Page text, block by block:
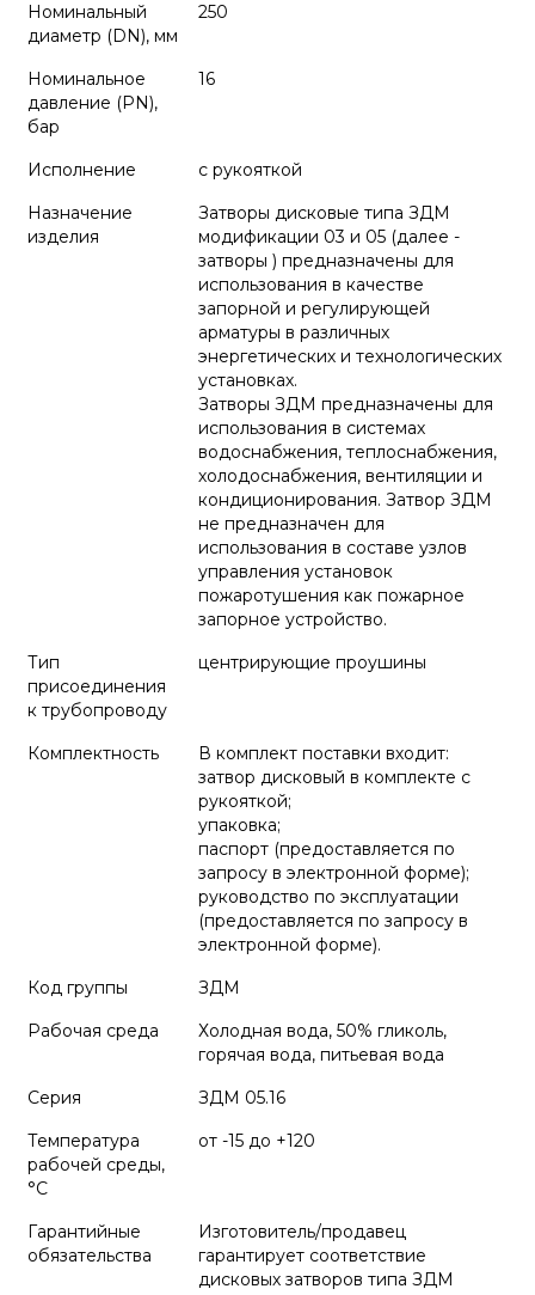
Номинальный
диаметр (DN), мм
250
Номинальное
давление (PN),
бар
16
Исполнение
с рукояткой
Назначение
изделия
Затворы дисковые типа ЗДМ
модификации 03 и 05 (далее -
затворы ) предназначены для
использования в качестве
запорной и регулирующей
арматуры в различных
энергетических и технологических
установках.
Затворы ЗДМ предназначены для
использования в системах
водоснабжения, теплоснабжения,
холодоснабжения, вентиляции и
кондиционирования. Затвор ЗДМ
не предназначен для
использования в составе узлов
управления установок
пожаротушения как пожарное
запорное устройство.
Тип
присоединения
к трубопроводу
центрирующие проушины
Комплектность
В комплект поставки входит:
затвор дисковый в комплекте с
рукояткой;
упаковка;
паспорт (предоставляется по
запросу в электронной форме);
руководство по эксплуатации
(предоставляется по запросу в
электронной форме).
Код группы
ЗДМ
Рабочая среда
Холодная вода, 50% гликоль,
горячая вода, питьевая вода
Серия
ЗДМ 05.16
Температура
рабочей среды,
°С
от -15 до +120
Гарантийные
обязательства
Изготовитель/продавец
гарантирует соответствие
дисковых затворов типа ЗДМ